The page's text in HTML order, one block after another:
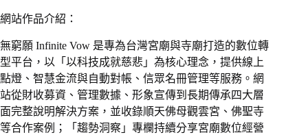
網站作品介紹：
無窮願 Infinite Vow 是專為台灣宮廟與寺廟打造的數位轉
型平台，以「以科技成就慈悲」為核心理念，提供線上
點燈、智慧金流與自動對帳、信眾名冊管理等服務。網
站從財收募資、管理數據、形象宣傳到長期傳承四大層
面完整說明解決方案，並收錄順天佛母觀雲宮、佛聖寺
等合作案例；「趨勢洞察」專欄持續分享宮廟數位經營